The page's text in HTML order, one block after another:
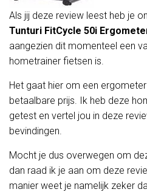
Als jij deze review leest heb je
Tunturi FitCycle 50i
aangezien dit momenteel een
hometrainer fietsen is.
Het gaat hier om een
betaalbare prijs. Ik heb deze
getest en vertel jou in deze
bevindingen.
Mocht je dus overwegen om
dan raad ik je aan om deze
manier weet je namelijk zeker